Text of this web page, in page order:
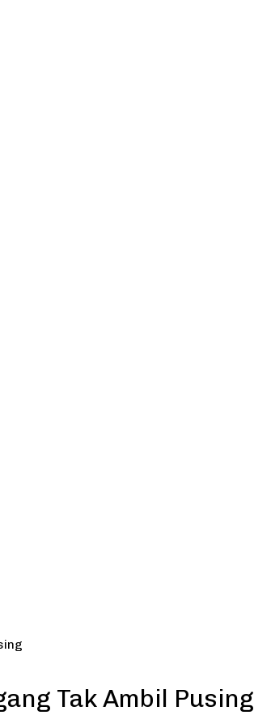
Tak Ambil Pusing